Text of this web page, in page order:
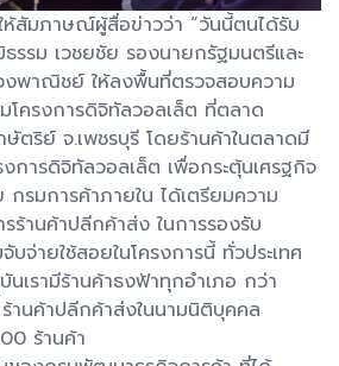
สัมภาษณ์ผู้สื่อข่าวว่า “วันนี้ตนได้รับ
รรม เวชยชัย รองนายกรัฐมนตรีและ
งพาณิชย์ ให้ลงพื้นที่ตรวจสอบความ
โครงการดิจิทัลวอลเล็ต ที่ตลาด
ตริย์ จ.เพชรบุรี โดยร้านค้าในตลาดมี
การดิจิทัลวอลเล็ต เพื่อกระตุ้นเศรฐกิจ
รมการค้าภายใน ได้เตรียมความ
ร้านค้าปลีกค้าส่ง ในการรองรับ
จับจ่ายใช้สอยในโครงการนี้ ทั่วประเทศ
นเรามีร้านค้าธงฟ้าทุกอำเภอ กว่า
านค้าปลีกค้าส่งในนามนิติบุคคล
ร้านค้า